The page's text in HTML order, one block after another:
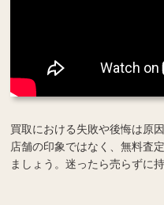
買取における失敗や後悔は原
店舗の印象ではなく、無料査
ましょう。迷ったら売らずに